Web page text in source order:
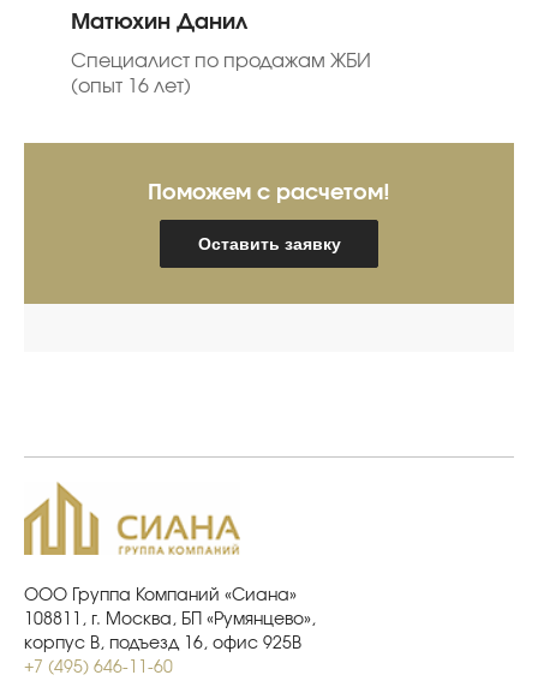
Матюхин Данил
Специалист по продажам ЖБИ
(опыт 16 лет)
Поможем с расчетом!
Оставить заявку
ООО Группа Компаний «Сиана»
108811, г. Москва, БП «Румянцево»,
корпус В, подъезд 16, офис 925В
+7 (495) 646-11-60